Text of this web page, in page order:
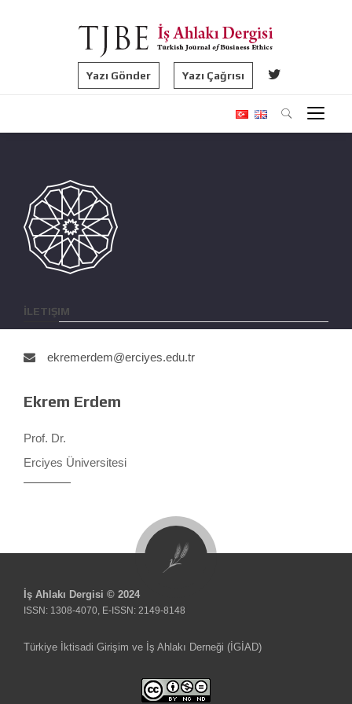
Yazı Gönder Yazı Çağrısı
İLETIŞIM
ekremerdem@erciyes.edu.tr
Ekrem Erdem
Prof. Dr.
Erciyes Üniversitesi
İş Ahlakı Dergisi © 2024
ISSN: 1308-4070, E-ISSN: 2149-8148
Türkiye İktisadi Girişim ve İş Ahlakı Derneği (İGİAD)